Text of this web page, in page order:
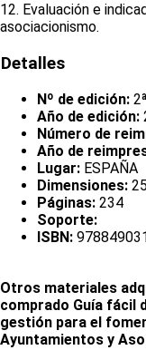
12. Evaluación e
asociacionismo.
Detalles
Nº de edición: 2ª
Año de edición:
Número de
Año de
Lugar: ESPAÑA
Dimensiones:
Páginas: 234
Soporte:
ISBN:
Otros materiales
comprado Guía fácil
gestión para el
Ayuntamientos y